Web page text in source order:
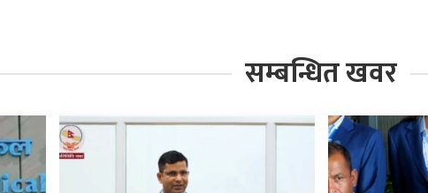
सम्बन्धित खवर